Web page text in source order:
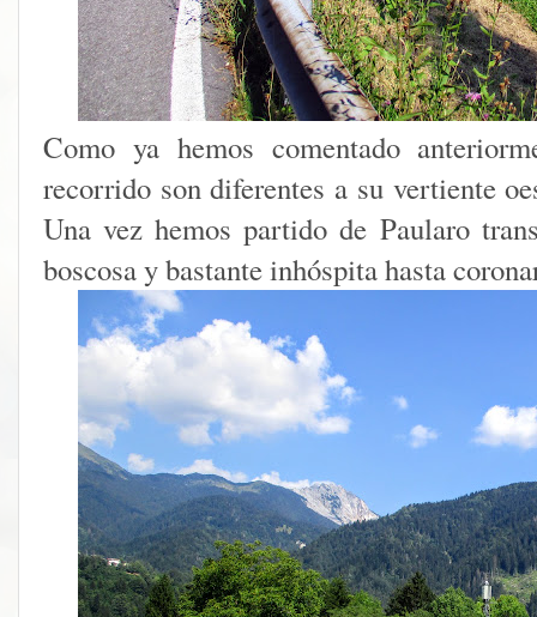
Como ya hemos comentado
recorrido son diferentes a su vertiente
Una vez hemos partido de Paularo
boscosa y bastante inhóspita hasta